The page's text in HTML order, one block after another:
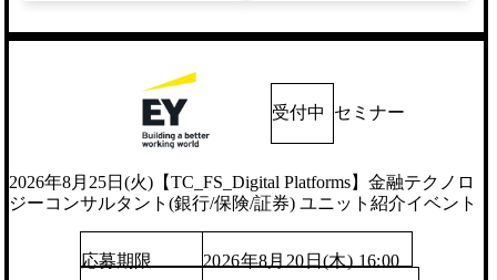
受付中 セミナー
2026年8月25日(火)【TC_FS_Digital Platforms】金融テクノロ
ジーコンサルタント(銀行/保険/証券) ユニット紹介イベント
応募期限
2026年8月20日(木) 16:00